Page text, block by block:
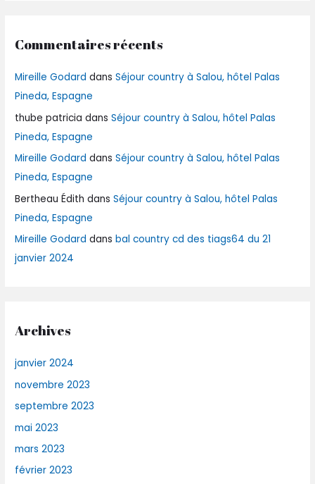
Commentaires récents
Mireille Godard dansSéjour country à Salou, hôtel Palas
Pineda, Espagne
thube patricia dansSéjour country à Salou, hôtel Palas
Pineda, Espagne
Mireille Godard dansSéjour country à Salou, hôtel Palas
Pineda, Espagne
Bertheau Édith dansSéjour country à Salou, hôtel Palas
Pineda, Espagne
Mireille Godard dansbal country cd des tiags64 du 21
janvier 2024
Archives
janvier 2024
novembre 2023
septembre 2023
mai 2023
mars 2023
février 2023